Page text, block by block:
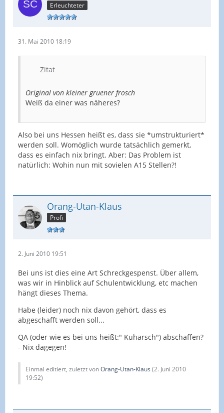
Erleuchteter
31. Mai 2010 18:19
Zitat
Original von kleiner gruener frosch
Weiß da einer was näheres?
Also bei uns Hessen heißt es, dass sie *umstrukturiert*
werden soll. Womöglich wurde tatsächlich gemerkt,
dass es einfach nix bringt. Aber: Das Problem ist
natürlich: Wohin nun mit sovielen A15 Stellen?!
Orang-Utan-Klaus
Profi
2. Juni 2010 19:51
Bei uns ist dies eine Art Schreckgespenst. Über allem,
was wir in Hinblick auf Schulentwicklung, etc machen
hängt dieses Thema.
Habe (leider) noch nix davon gehört, dass es
abgeschafft werden soll...
QA (oder wie es bei uns heißt:" Kuharsch") abschaffen?
- Nix dagegen!
Einmal editiert, zuletzt vonOrang-Utan-Klaus (2. Juni 2010
19:52)